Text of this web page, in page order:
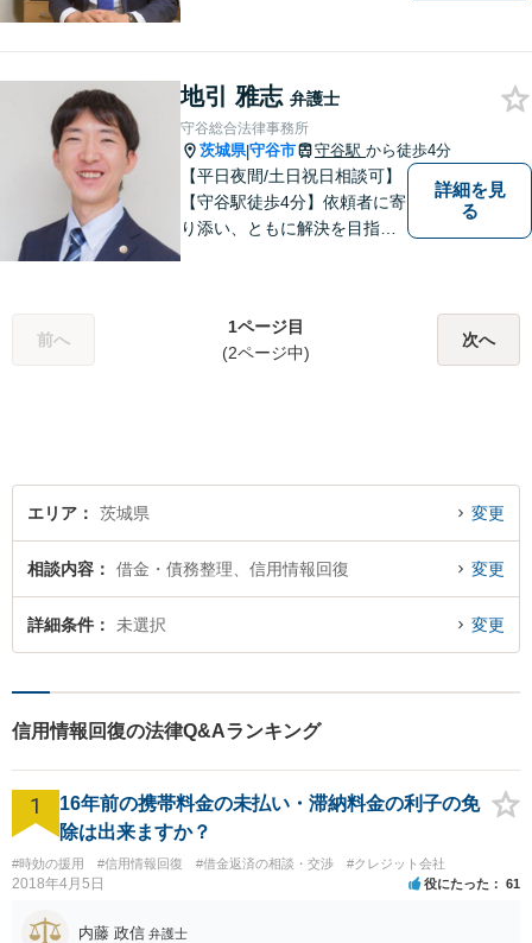
ら、お気軽にご相談くださ
い。
地引 雅志 弁護士
守谷総合法律事務所
茨城県|守谷市 守谷駅 から徒歩4分
【平日夜間/土日祝日相談可】
【守谷駅徒歩4分】依頼者に寄
り添い、ともに解決を目指し
詳細を見
る
前へ
1ページ目
(2ページ中)
次へ
エリア 茨城県 変更
相談内容 借金・債務整理、信用情報回復 変更
詳細条件 未選択 変更
信用情報回復の法律Q&Aランキング
1
16年前の携帯料金の未払い・滞納料金の利子の免
除は出来ますか？
#時効の援用 #信用情報回復 #借金返済の相談・交渉 #クレジット会社
2018年4月5日 役にたった 61
内藤 政信 弁護士